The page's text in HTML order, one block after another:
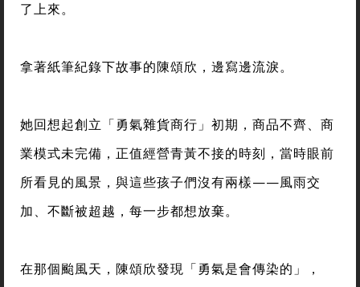
了上來。
拿著紙筆紀錄下故事的陳頌欣，邊寫邊流淚。
她回想起創立「勇氣雜貨商行」初期，商品不齊、商
業模式未完備，正值經營青黃不接的時刻，當時眼前
所看見的風景，與這些孩子們沒有兩樣——風雨交
加、不斷被超越，每一步都想放棄。
在那個颱風天，陳頌欣發現「勇氣是會傳染的」，